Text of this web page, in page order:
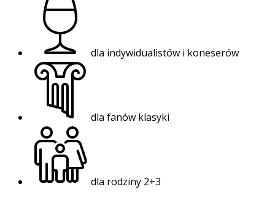
dla indywidualistów i koneserów
dla fanów klasyki
dla rodziny 2+3